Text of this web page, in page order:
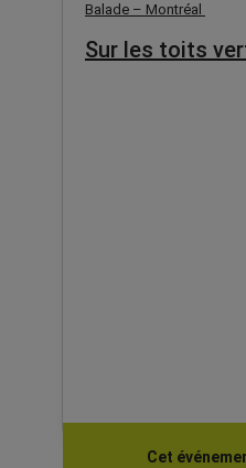
Balade – Montréal
Sur les toits
Cet